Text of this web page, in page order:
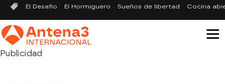
El Desafío El Hormiguero Sueños de libertad Cocina
Publicidad